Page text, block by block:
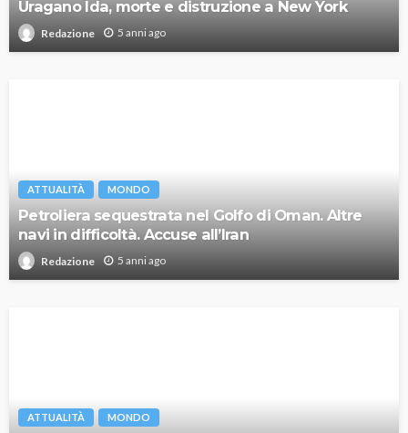
Uragano Ida, morte e distruzione a New York
Redazione 5 anni ago
ATTUALITÀ MONDO
Petroliera sequestrata nel Golfo di Oman. Altre
navi in difficoltà. Accuse all’Iran
Redazione 5 anni ago
ATTUALITÀ MONDO